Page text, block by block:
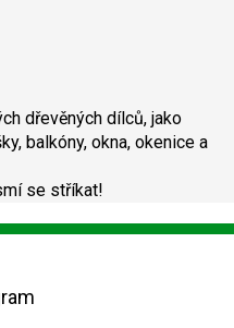
dřevěných dílců, jako
balkóny, okna, okenice a
se stříkat!